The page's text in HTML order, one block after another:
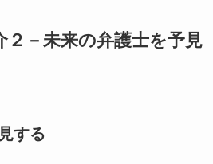
２－未来の弁護士を予見
する